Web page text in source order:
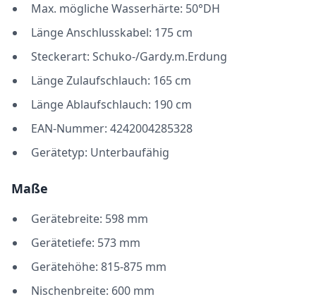
Max. mögliche Wasserhärte: 50°DH
Länge Anschlusskabel: 175 cm
Steckerart: Schuko-/Gardy.m.Erdung
Länge Zulaufschlauch: 165 cm
Länge Ablaufschlauch: 190 cm
EAN-Nummer: 4242004285328
Gerätetyp: Unterbaufähig
Maße
Gerätebreite: 598 mm
Gerätetiefe: 573 mm
Gerätehöhe: 815-875 mm
Nischenbreite: 600 mm